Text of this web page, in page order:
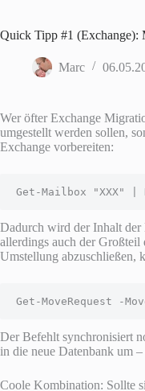
Quick Tipp #1 (Exchange):
Marc
Wer öfter Exchange
umgestellt werden sollen,
Exchange vorbereiten:
Get-Mailbox "XXX" |
Dadurch wird der Inhalt der
allerdings auch der Großteil
Umstellung abzuschließen,
Get-MoveRequest -
Der Befehlt synchronisiert
in die neue Datenbank um
Coole Kombination: Sollte